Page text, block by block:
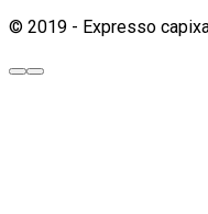
© 2019 - Expresso